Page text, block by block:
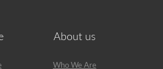
About us
Who We Are